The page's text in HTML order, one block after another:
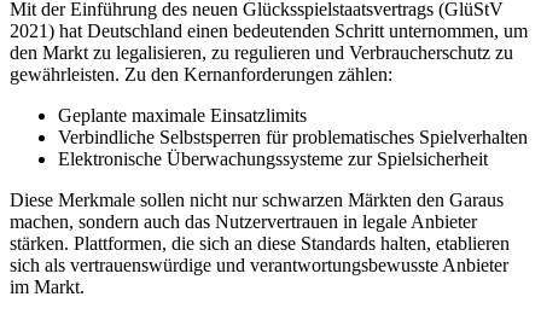
Mit der Einführung des neuen Glücksspielstaatsvertrags (GlüStV
2021) hat Deutschland einen bedeutenden Schritt unternommen, um
den Markt zu legalisieren, zu regulieren und Verbraucherschutz zu
gewährleisten. Zu den Kernanforderungen zählen:
Geplante maximale Einsatzlimits
Verbindliche Selbstsperren für problematisches Spielverhalten
Elektronische Überwachungssysteme zur Spielsicherheit
Diese Merkmale sollen nicht nur schwarzen Märkten den Garaus
machen, sondern auch das Nutzervertrauen in legale Anbieter
stärken. Plattformen, die sich an diese Standards halten, etablieren
sich als vertrauenswürdige und verantwortungsbewusste Anbieter
im Markt.